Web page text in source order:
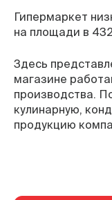
Гипермаркет
на площади в
Здесь
магазине
производства.
кулинарную,
продукцию